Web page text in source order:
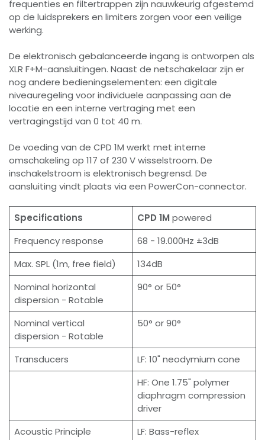
frequenties en filtertrappen zijn nauwkeurig afgestemd
op de luidsprekers en limiters zorgen voor een veilige
werking.
De elektronisch gebalanceerde ingang is ontworpen als
XLR F+M-aansluitingen. Naast de netschakelaar zijn er
nog andere bedieningselementen: een digitale
niveauregeling voor individuele aanpassing aan de
locatie en een interne vertraging met een
vertragingstijd van 0 tot 40 m.
De voeding van de CPD 1M werkt met interne
omschakeling op 117 of 230 V wisselstroom. De
inschakelstroom is elektronisch begrensd. De
aansluiting vindt plaats via een PowerCon-connector.
Specifications CPD 1Mpowered
Frequency response
68 - 19.000Hz ±3dB
Max. SPL (1m, free field)
134dB
Nominal horizontal
dispersion - Rotable
90° or 50°
Nominal vertical
dispersion - Rotable
50° or 90°
Transducers
LF: 10" neodymium cone
HF: One 1.75" polymer
diaphragm compression
driver
Acoustic Principle
LF: Bass-reflex